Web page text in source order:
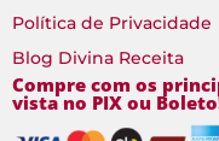
Política de Privacidade
Blog Divina Receita
Compre com os
vista no PIX ou